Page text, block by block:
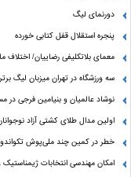
دورنمای لیگ
پنجره‌ استقلال قفل کتابی خورده
معمای بلاتکلیفی رضاییان/ اختلاف
سه ورزشگاه در تهران میزبان لیگ
نوشاد عالمیان و بنیامین فرجی
اولین مدال طلای کشتی آزاد
خطر در کمین چند ملی‌پوش
امکان مهندسی انتخابات ژیمناستیک